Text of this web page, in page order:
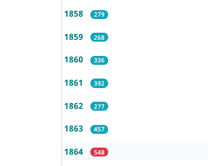
1858 279
1859 268
1860 336
1861 392
1862 277
1863 457
1864 548